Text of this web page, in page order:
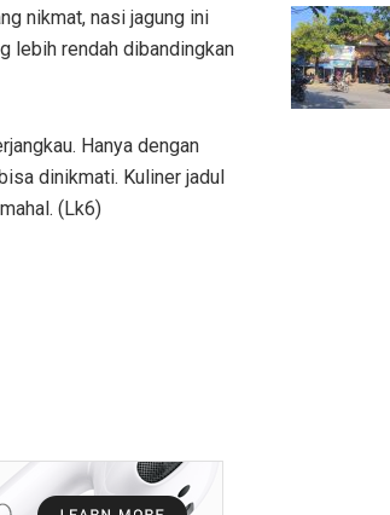
nikmat, nasi jagung ini
lebih rendah dibandingkan
Hanya dengan
dinikmati. Kuliner jadul
(Lk6)